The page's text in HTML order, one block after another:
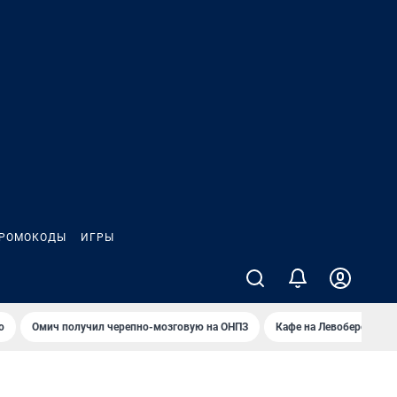
ИГРЫ
Омич получил черепно-мозговую на ОНПЗ Кафе на Левобережье